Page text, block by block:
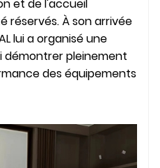
et de l'accueil
réservés. À son arrivée
lui a organisé une
démontrer pleinement
des équipements